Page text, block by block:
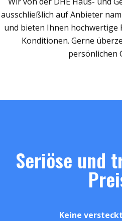
ausschließlich auf Anbieter
und bieten Ihnen
Konditionen. Gerne
persönlichen
Seriöse und
Keine